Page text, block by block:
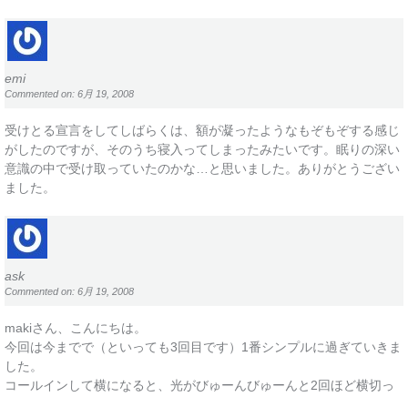
emi
Commented on: 6月 19, 2008
受けとる宣言をしてしばらくは、額が凝ったようなもぞもぞする感じ
がしたのですが、そのうち寝入ってしまったみたいです。眠りの深い
意識の中で受け取っていたのかな…と思いました。ありがとうござい
ました。
ask
Commented on: 6月 19, 2008
makiさん、こんにちは。
今回は今までで（といっても3回目です）1番シンプルに過ぎていきま
した。
コールインして横になると、光がびゅーんびゅーんと2回ほど横切っ